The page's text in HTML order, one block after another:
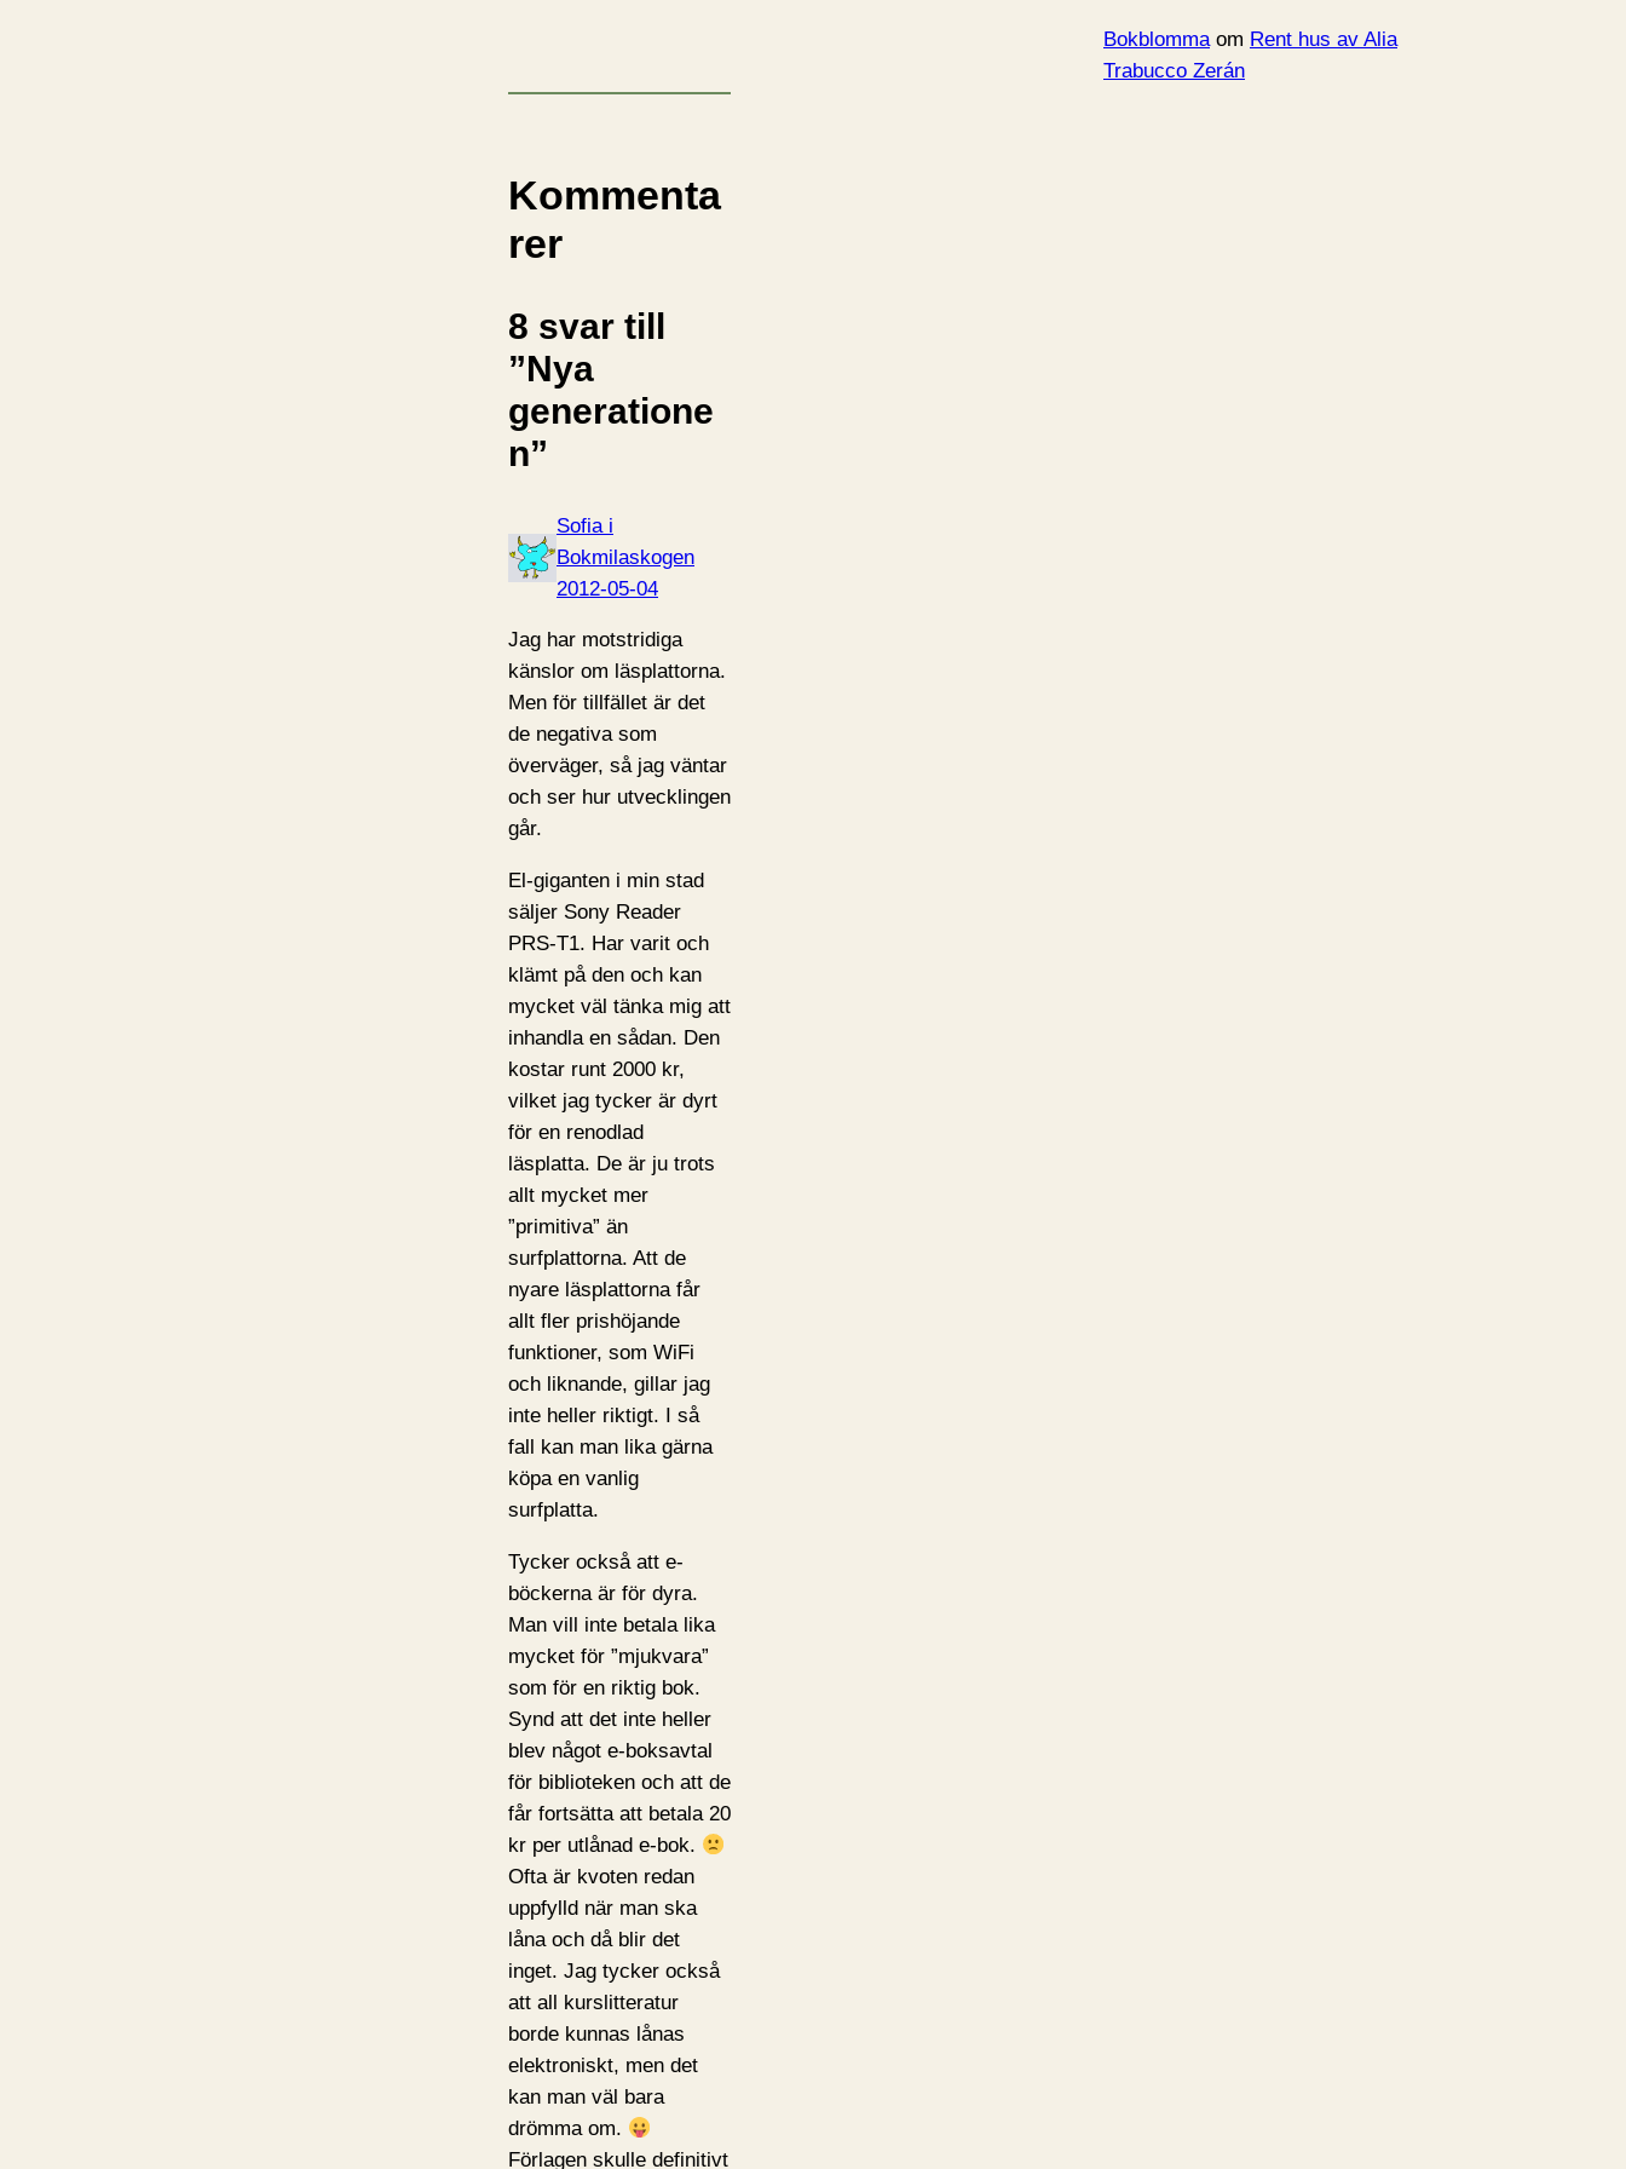
Kommenta
rer
8 svar till
”Nya
generatione
n”
Sofia i
Bokmilaskogen
2012-05-04
Jag har motstridiga
känslor om läsplattorna.
Men för tillfället är det
de negativa som
överväger, så jag väntar
och ser hur utvecklingen
går.
El-giganten i min stad
säljer Sony Reader
PRS-T1. Har varit och
klämt på den och kan
mycket väl tänka mig att
inhandla en sådan. Den
kostar runt 2000 kr,
vilket jag tycker är dyrt
för en renodlad
läsplatta. De är ju trots
allt mycket mer
”primitiva” än
surfplattorna. Att de
nyare läsplattorna får
allt fler prishöjande
funktioner, som WiFi
och liknande, gillar jag
inte heller riktigt. I så
fall kan man lika gärna
köpa en vanlig
surfplatta.
Tycker också att e-
böckerna är för dyra.
Man vill inte betala lika
mycket för ”mjukvara”
som för en riktig bok.
Synd att det inte heller
blev något e-boksavtal
för biblioteken och att de
får fortsätta att betala 20
kr per utlånad e-bok.
Ofta är kvoten redan
uppfylld när man ska
låna och då blir det
inget. Jag tycker också
att all kurslitteratur
borde kunnas lånas
elektroniskt, men det
kan man väl bara
drömma om.
Förlagen skulle definitivt
Bokblommaom Rent hus av Alia
Trabucco Zerán